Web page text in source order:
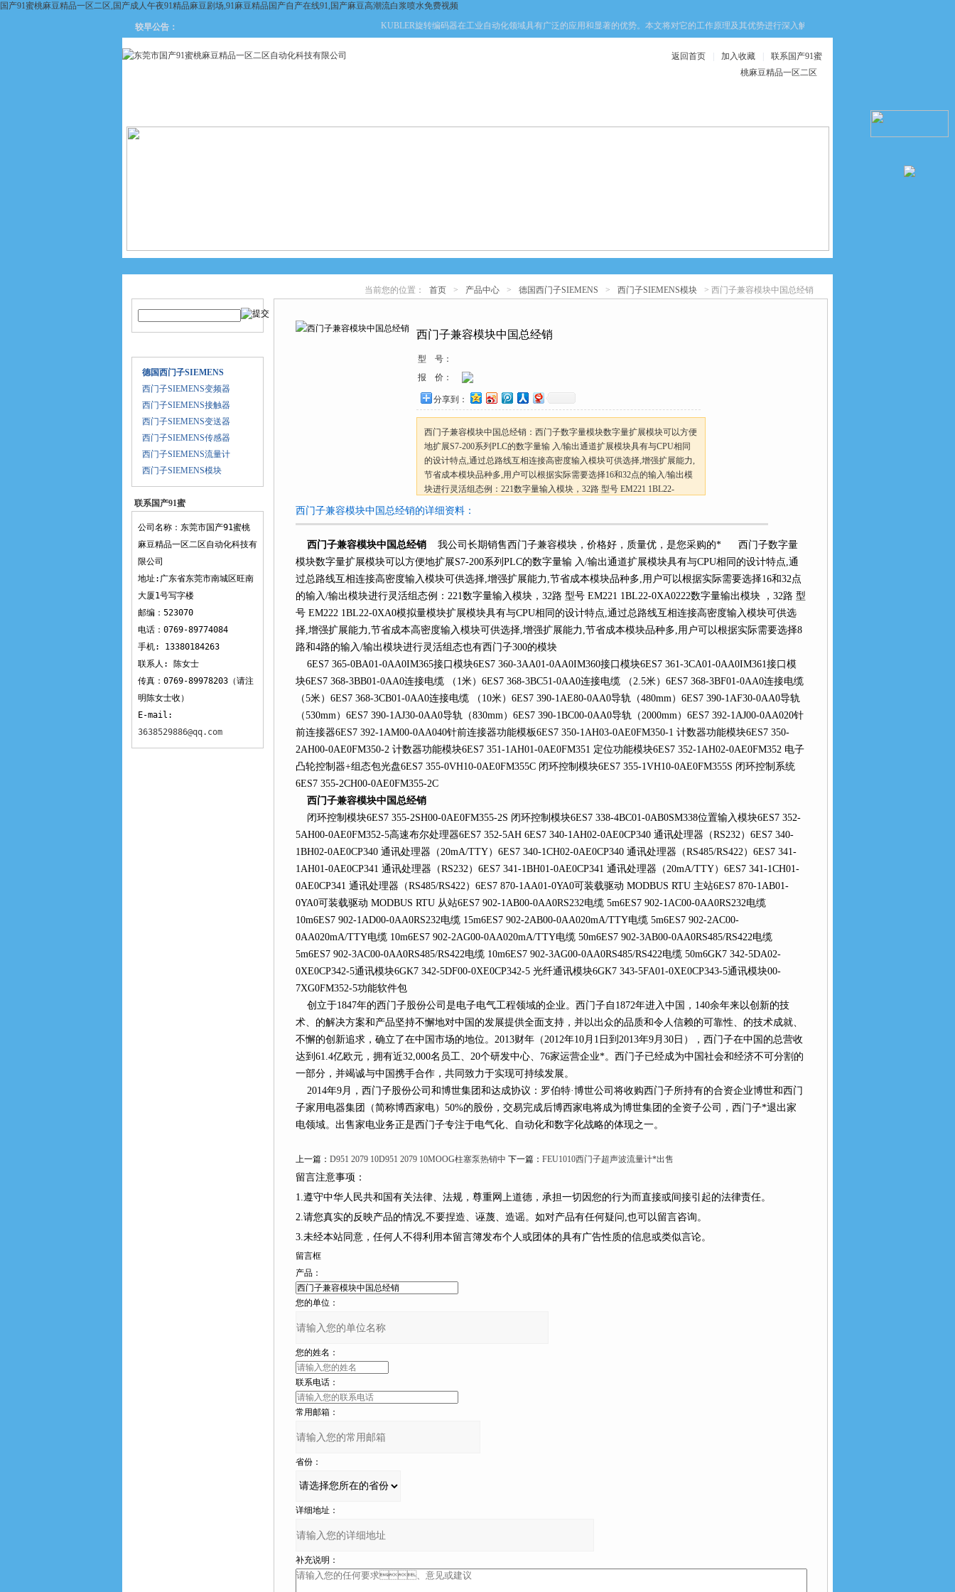
国产91蜜桃麻豆精品一区二区,国产成人午夜91精品麻豆剧场,91麻豆精品国产自产在线91,国产麻豆高潮流白浆喷水免费视频
较早公告： KUBLER旋转编码器在工业自动化领域具有广泛的应用和显著的优势。本文将对它的工作原理及其优势进行深入解析，以期为相关行业从业者提供有价值的参
返回首页 加入收藏
联系国产91蜜
桃麻豆精品一区二区
豆精品一区二区 豆精品一区二区
德国西门子SIEMENS
西门子SIEMENS变频器
西门子SIEMENS接触器
西门子SIEMENS变送器
西门子SIEMENS传感器
西门子SIEMENS流量计
西门子SIEMENS模块
联系国产91蜜
桃麻豆精品一
区二区
公司名称：东莞市国产91蜜桃
麻豆精品一区二区自动化科技有
限公司
地址:广东省东莞市南城区旺南
大厦1号写字楼
邮编：523070
电话：0769-89774084
手机: 13380184263
联系人: 陈女士
传真：0769-89978203（请注
明陈女士收）
E-mail:
3638529886@qq.com
当前您的位置： 首页 > 产品中心 > 德国西门子SIEMENS > 西门子SIEMENS模块 > 西门子兼容模块中国总经销
西门子兼容模块中国总经销
型 号：
报 价：
分享到：
西门子兼容模块中国总经销：西门子数字量模块数字量扩展模块可以方便
地扩展S7-200系列PLC的数字量输 入/输出通道扩展模块具有与CPU相同
的设计特点,通过总路线互相连接高密度输入模块可供选择,增强扩展能力,
节省成本模块品种多,用户可以根据实际需要选择16和32点的输入/输出模
块进行灵活组态例：221数字量输入模块，32路 型号 EM221 1BL22-
0XA0222数字量输出模块
西门子兼容模块中国总经销的详细资料：
西门子兼容模块中国总经销
我公司长期销售西门子兼容模块，价格好，质量优，是您采购的* 西门子数字量
模块数字量扩展模块可以方便地扩展S7-200系列PLC的数字量输 入/输出通道扩展模块具有与CPU相同的设计特点,通
过总路线互相连接高密度输入模块可供选择,增强扩展能力,节省成本模块品种多,用户可以根据实际需要选择16和32点
的输入/输出模块进行灵活组态例：221数字量输入模块，32路 型号 EM221 1BL22-0XA0222数字量输出模块 ，32路 型
号 EM222 1BL22-0XA0模拟量模块扩展模块具有与CPU相同的设计特点,通过总路线互相连接高密度输入模块可供选
择,增强扩展能力,节省成本高密度输入模块可供选择,增强扩展能力,节省成本模块品种多,用户可以根据实际需要选择8
路和4路的输入/输出模块进行灵活组态也有西门子300的模块
6ES7 365-0BA01-0AA0IM365接口模块6ES7 360-3AA01-0AA0IM360接口模块6ES7 361-3CA01-0AA0IM361接口模
块6ES7 368-3BB01-0AA0连接电缆 （1米）6ES7 368-3BC51-0AA0连接电缆 （2.5米）6ES7 368-3BF01-0AA0连接电缆
（5米）6ES7 368-3CB01-0AA0连接电缆 （10米）6ES7 390-1AE80-0AA0导轨（480mm）6ES7 390-1AF30-0AA0导轨
（530mm）6ES7 390-1AJ30-0AA0导轨（830mm）6ES7 390-1BC00-0AA0导轨（2000mm）6ES7 392-1AJ00-0AA020针
前连接器6ES7 392-1AM00-0AA040针前连接器功能模板6ES7 350-1AH03-0AE0FM350-1 计数器功能模块6ES7 350-
2AH00-0AE0FM350-2 计数器功能模块6ES7 351-1AH01-0AE0FM351 定位功能模块6ES7 352-1AH02-0AE0FM352 电子
凸轮控制器+组态包光盘6ES7 355-0VH10-0AE0FM355C 闭环控制模块6ES7 355-1VH10-0AE0FM355S 闭环控制系统
6ES7 355-2CH00-0AE0FM355-2C
西门子兼容模块中国总经销
闭环控制模块6ES7 355-2SH00-0AE0FM355-2S 闭环控制模块6ES7 338-4BC01-0AB0SM338位置输入模块6ES7 352-
5AH00-0AE0FM352-5高速布尔处理器6ES7 352-5AH 6ES7 340-1AH02-0AE0CP340 通讯处理器（RS232）6ES7 340-
1BH02-0AE0CP340 通讯处理器（20mA/TTY）6ES7 340-1CH02-0AE0CP340 通讯处理器（RS485/RS422）6ES7 341-
1AH01-0AE0CP341 通讯处理器（RS232）6ES7 341-1BH01-0AE0CP341 通讯处理器（20mA/TTY）6ES7 341-1CH01-
0AE0CP341 通讯处理器（RS485/RS422）6ES7 870-1AA01-0YA0可装载驱动 MODBUS RTU 主站6ES7 870-1AB01-
0YA0可装载驱动 MODBUS RTU 从站6ES7 902-1AB00-0AA0RS232电缆 5m6ES7 902-1AC00-0AA0RS232电缆
10m6ES7 902-1AD00-0AA0RS232电缆 15m6ES7 902-2AB00-0AA020mA/TTY电缆 5m6ES7 902-2AC00-
0AA020mA/TTY电缆 10m6ES7 902-2AG00-0AA020mA/TTY电缆 50m6ES7 902-3AB00-0AA0RS485/RS422电缆
5m6ES7 902-3AC00-0AA0RS485/RS422电缆 10m6ES7 902-3AG00-0AA0RS485/RS422电缆 50m6GK7 342-5DA02-
0XE0CP342-5通讯模块6GK7 342-5DF00-0XE0CP342-5 光纤通讯模块6GK7 343-5FA01-0XE0CP343-5通讯模块00-
7XG0FM352-5功能软件包
创立于1847年的西门子股份公司是电子电气工程领域的企业。西门子自1872年进入中国，140余年来以创新的技
术、的解决方案和产品坚持不懈地对中国的发展提供全面支持，并以出众的品质和令人信赖的可靠性、的技术成就、
不懈的创新追求，确立了在中国市场的地位。2013财年（2012年10月1日到2013年9月30日），西门子在中国的总营收
达到61.4亿欧元，拥有近32,000名员工、20个研发中心、76家运营企业*。西门子已经成为中国社会和经济不可分割的
一部分，并竭诚与中国携手合作，共同致力于实现可持续发展。
2014年9月，西门子股份公司和博世集团和达成协议：罗伯特·博世公司将收购西门子所持有的合资企业博世和西门
子家用电器集团（简称博西家电）50%的股份，交易完成后博西家电将成为博世集团的全资子公司，西门子*退出家
电领域。出售家电业务正是西门子专注于电气化、自动化和数字化战略的体现之一。
上一篇： D951 2079 10D951 2079 10MOOG柱塞泵热销中 下一篇： FEU1010西门子超声波流量计*出售
留言注意事项：
1.遵守中华人民共和国有关法律、法规，尊重网上道德，承担一切因您的行为而直接或间接引起的法律责任。
2.请您真实的反映产品的情况,不要捏造、诬蔑、造谣。如对产品有任何疑问,也可以留言咨询。
3.未经本站同意，任何人不得利用本留言簿发布个人或团体的具有广告性质的信息或类似言论。
留言框
产品：
您的单位：
您的姓名：
联系电话：
常用邮箱：
省份：
详细地址：
补充说明：